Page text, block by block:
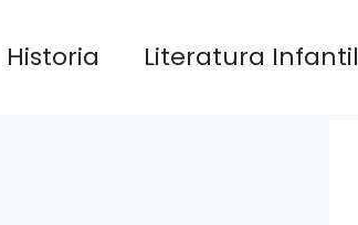
Historia Literatura Infantil